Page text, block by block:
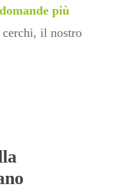
più
il nostro